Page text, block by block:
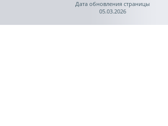
Дата обновления страницы
05.03.2026